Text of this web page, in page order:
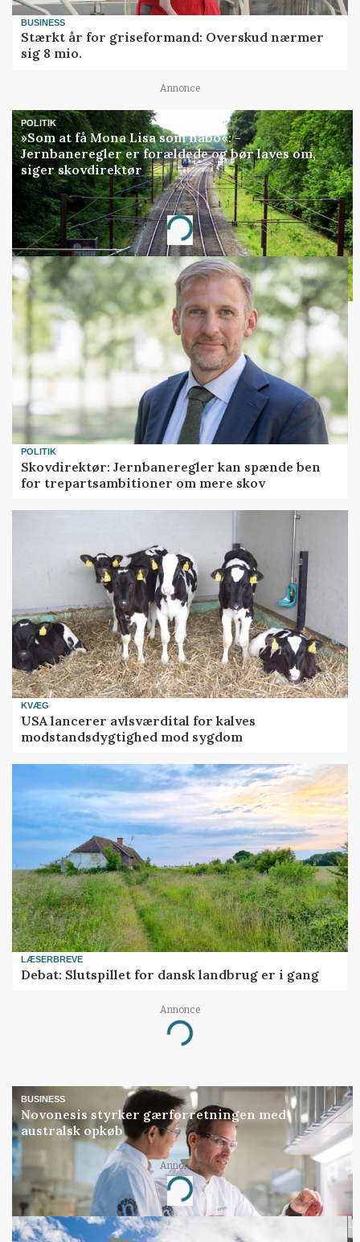
BUSINESS
Stærkt år for griseformand: Overskud nærmer
sig 8 mio.
Annonce
POLITIK
»Som at få Mona Lisa som nabo«: -
Jernbaneregler er forældede og bør laves om,
siger skovdirektør
Annonce
Loading...
POLITIK
Skovdirektør: Jernbaneregler kan spænde ben
for trepartsambitioner om mere skov
KVÆG
USA lancerer avlsværdital for kalves
modstandsdygtighed mod sygdom
LÆSERBREVE
Debat: Slutspillet for dansk landbrug er i gang
Annonce
Loading...
BUSINESS
Novonesis styrker gærforretningen med
australsk opkøb
Annonce
Loading...